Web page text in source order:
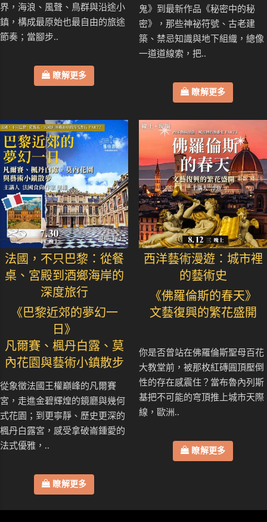
界，海浪、風聲、鳥群與沿途小
鎮，構成最原始也最自由的旅途
節奏；當腳步..
瞭解更多
鬼》到最新作品《秘密中的秘
密》，那些神祕符號、古老建
築、禁忌知識與地下組織，總像
一道道線索，把..
瞭解更多
法國，不只巴黎：從餐
桌、宮殿到酒鄉海岸的
深度旅行
《巴黎近郊的夢幻一
日》
凡爾賽、楓丹白露、莫
內花園與藝術小鎮散步
從象徵法國王權巔峰的凡爾賽
宮，走進金碧輝煌的鏡廳與幾何
式花園；到更寧靜、歷史更深的
楓丹白露宮，感受拿破崙鍾愛的
法式優雅，..
瞭解更多
西洋藝術漫遊：城市裡
的藝術史
《佛羅倫斯的春天》
文藝復興的繁花盛開
你是否曾站在佛羅倫斯聖母百花
大教堂前，被那枚紅磚圓頂壓倒
性的存在感震住？當布魯內列斯
基把不可能的穹頂推上城市天際
線，歐洲..
瞭解更多